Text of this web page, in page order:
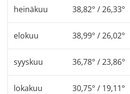
heinäkuu 38,82° / 26,33°
elokuu 38,99° / 26,02°
syyskuu 36,78° / 23,86°
lokakuu 30,75° / 19,11°